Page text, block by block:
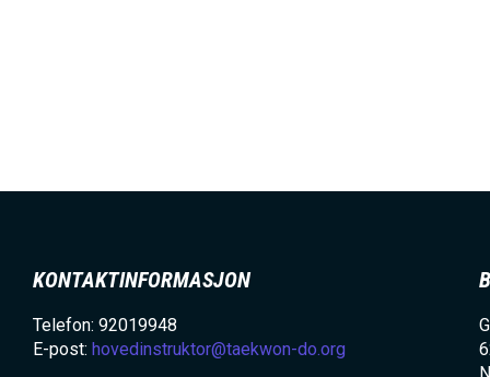
KONTAKTINFORMASJON
Telefon: 92019948
E-post: hovedinstruktor@taekwon-do.org